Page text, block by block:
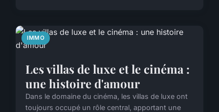
IMMO
Les villas de luxe et le cinéma :
une histoire d'amour
Dans le domaine du cinéma, les villas de luxe ont
toujours occupé un rôle central, apportant une